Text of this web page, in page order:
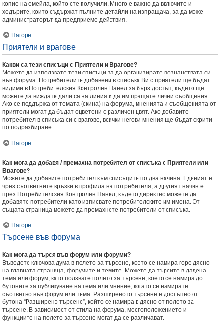
копие на емейла, който сте получили. Много е важно да включите и
хедърите, които съдържат пълните детайли на изпращача, за да може
администраторът да предприеме действия.
Нагоре
Приятели и врагове
Какви са тези списъци с Приятели и Врагове?
Можете да използвате тези списъци за да организирате познанствата си
във форума. Потребителите добавени в списъка Ви с приятели ще бъдат
видими в Потребителския Контролен Панел за бърз достъп, където ще
можете да виждате дали са на линия и да им пращате лични съобщения.
Ако се поддържа от темата (скина) на форума, мненията и съобщенията от
приятели могат да бъдат оцветени с различен цвят. Ако добавите
потребител в списъка си с врагове, всички негови мнения ще бъдат скрити
по подразбиране.
Нагоре
Как мога да добавя / премахна потребител от списъка с Приятели или
Врагове?
Можете да добавите потребител към списъците по два начина. Единият е
чрез съответните връзки в профила на потребителя, а другият начин е
през Потребителския Контролен Панел, където директно можете да
добавяте потребители като изписвате потребителските им имена. От
същата страница можете да премахнете потребители от списъка.
Нагоре
Търсене във форума
Как мога да търся във форум или форуми?
Въведете ключова дума в полето за търсене, което се намира горе дясно
на главната страница, форумите и темите. Можете да търсите в дадена
тема или форум, като ползвате полето за търсене, което се намира до
бутоните за публикуване на тема или мнение, когато се намирате
съответно във форум или тема. Разширеното търсене е достъпно от
бутона “Разширено търсене”, който се намира в дясно от полето за
търсене. В зависимост от стила на форума, местоположението и
функциите на полето за търсене могат да се различават.